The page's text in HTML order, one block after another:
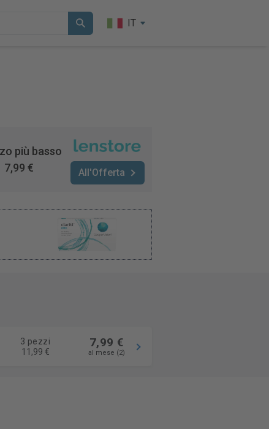
IT
più basso
7,99 €
All'Offerta
3 pezzi
11,99 €
7,99 €
al mese (2)